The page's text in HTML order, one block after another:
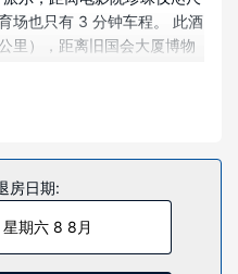
场也只有 3 分钟车程。 此酒
里），距离旧国会大厦博物
，此外，32 英寸液晶电视提
。配备淋浴设施的私人浴室
品。便利设施包括保险箱和
话。
房日期:
星期六 8 8月